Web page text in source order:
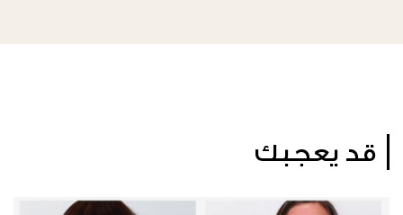
قد يعجبك